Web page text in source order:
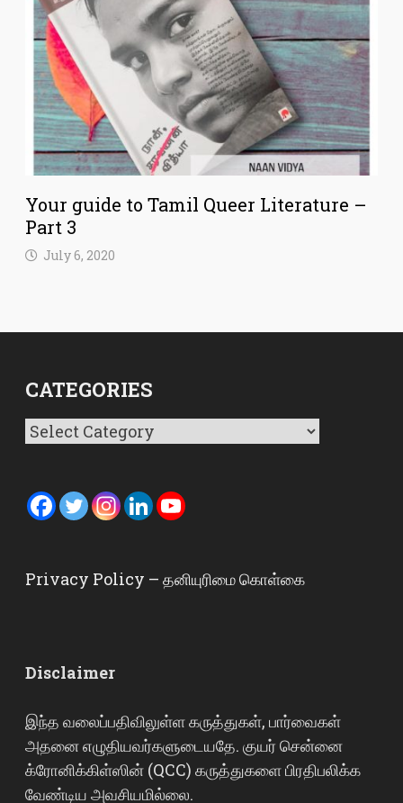
Your guide to Tamil Queer Literature –
Part 3
July 6, 2020
CATEGORIES
Categories
Privacy Policy – தனியுரிமை கொள்கை
Disclaimer
இந்த வலைப்பதிவிலுள்ள கருத்துகள், பார்வைகள்
அதனை எழுதியவர்களுடையதே. குயர் சென்னை
க்ரோனிக்கிள்ஸின் (QCC) கருத்துகளை பிரதிபலிக்க
வேண்டிய அவசியமில்லை.